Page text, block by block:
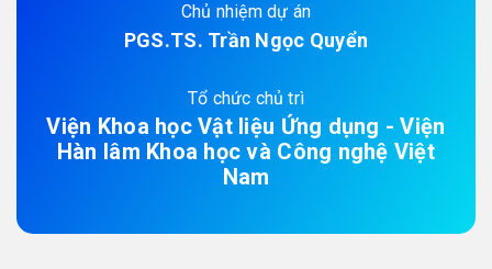
Chủ nhiệm dự án
PGS.TS. Trần Ngọc Quyển
Tổ chức chủ trì
Viện Khoa học Vật liệu Ứng dụng - Viện
Hàn lâm Khoa học và Công nghệ Việt
Nam